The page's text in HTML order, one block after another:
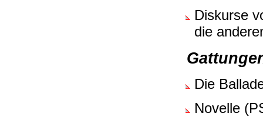
Diskurse
die
Die
Novelle